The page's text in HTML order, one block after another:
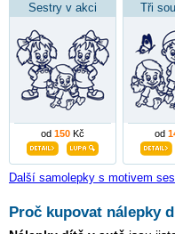
Sestry v akci
od 150 Kč
Tři
od
Další samolepky s motivem
Proč kupovat nálepky